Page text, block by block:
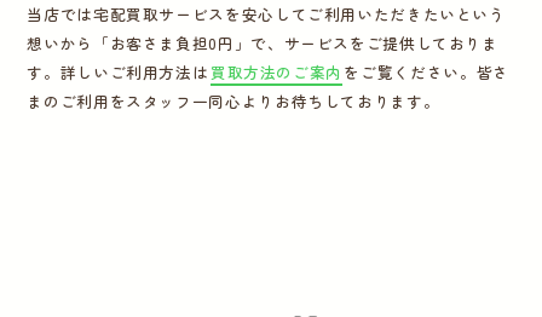
運営会社
当店では宅配買取サービスを安心してご利用いただきたいという
想いから「お客さま負担0円」で、サービスをご提供しておりま
す。詳しいご利用方法は 買取方法のご案内 をご覧ください。皆さ
まのご利用をスタッフ一同心よりお待ちしております。